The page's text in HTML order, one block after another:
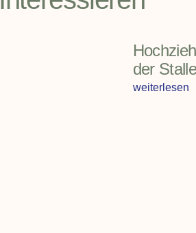
der
weiterlesen